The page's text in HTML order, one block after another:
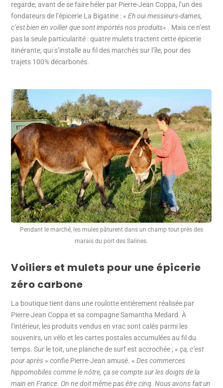
regarde, avant de se faire héler par Pierre-Jean Coppa, l’un des
fondateurs de l’épicerie La Bigatine : «Eh oui messieurs-dames,
c’est bien en voilier que sont importés nos produits« . Mais ce n’est
pas la seule particularité : quatre mulets tractent cette épicerie
itinérante, qui s’installe au fil des marchés sur l’île, pour des
trajets 100% décarbonés.
Pendant le marché, les mules pâturent dans un champ tout près des
marais du port des Salines.
Voiliers et mulets pour une épicerie
zéro carbone
La boutique tient dans une roulotte entièrement réalisée par
Pierre-Jean Coppa et sa compagne Samantha Medard. À
l’intérieur, les produits vendus en vrac sont calés parmi les
souvenirs, un vélo et les cartes postales accumulées au fil du
temps. Sur le toit, une planche de surf est accrochée ; «ça, c’est
pour après » confie Pierre-Jean amusé. «Des commerces
hippomobiles comme le nôtre, ça se compte sur les doigts de la
main en France. On ne doit même pas être cinq. Nous avons fait un